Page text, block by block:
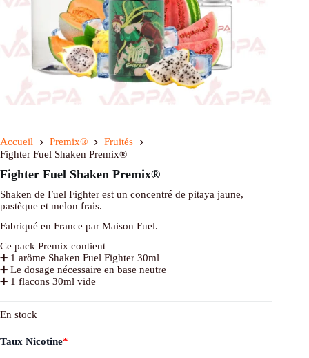
Accueil Premix®
Fruités
Fighter Fuel Shaken Premix®
Fighter Fuel Shaken Premix®
Shaken de Fuel Fighter est un concentré de pitaya jaune,
pastèque et melon frais.
Fabriqué en France par Maison Fuel.
Ce pack Premix contient
➕ 1 arôme Shaken Fuel Fighter 30ml
➕ Le dosage nécessaire en base neutre
➕ 1 flacons 30ml vide
En stock
Taux Nicotine*